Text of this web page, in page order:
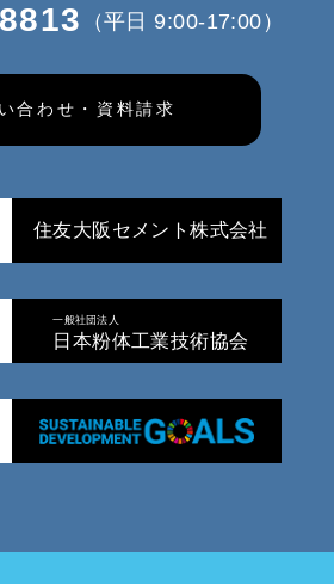
（平日 9:00-17:00）
合わせ・資料請求
住友大阪セメント株式会社
一般社団法人
日本粉体工業技術協会